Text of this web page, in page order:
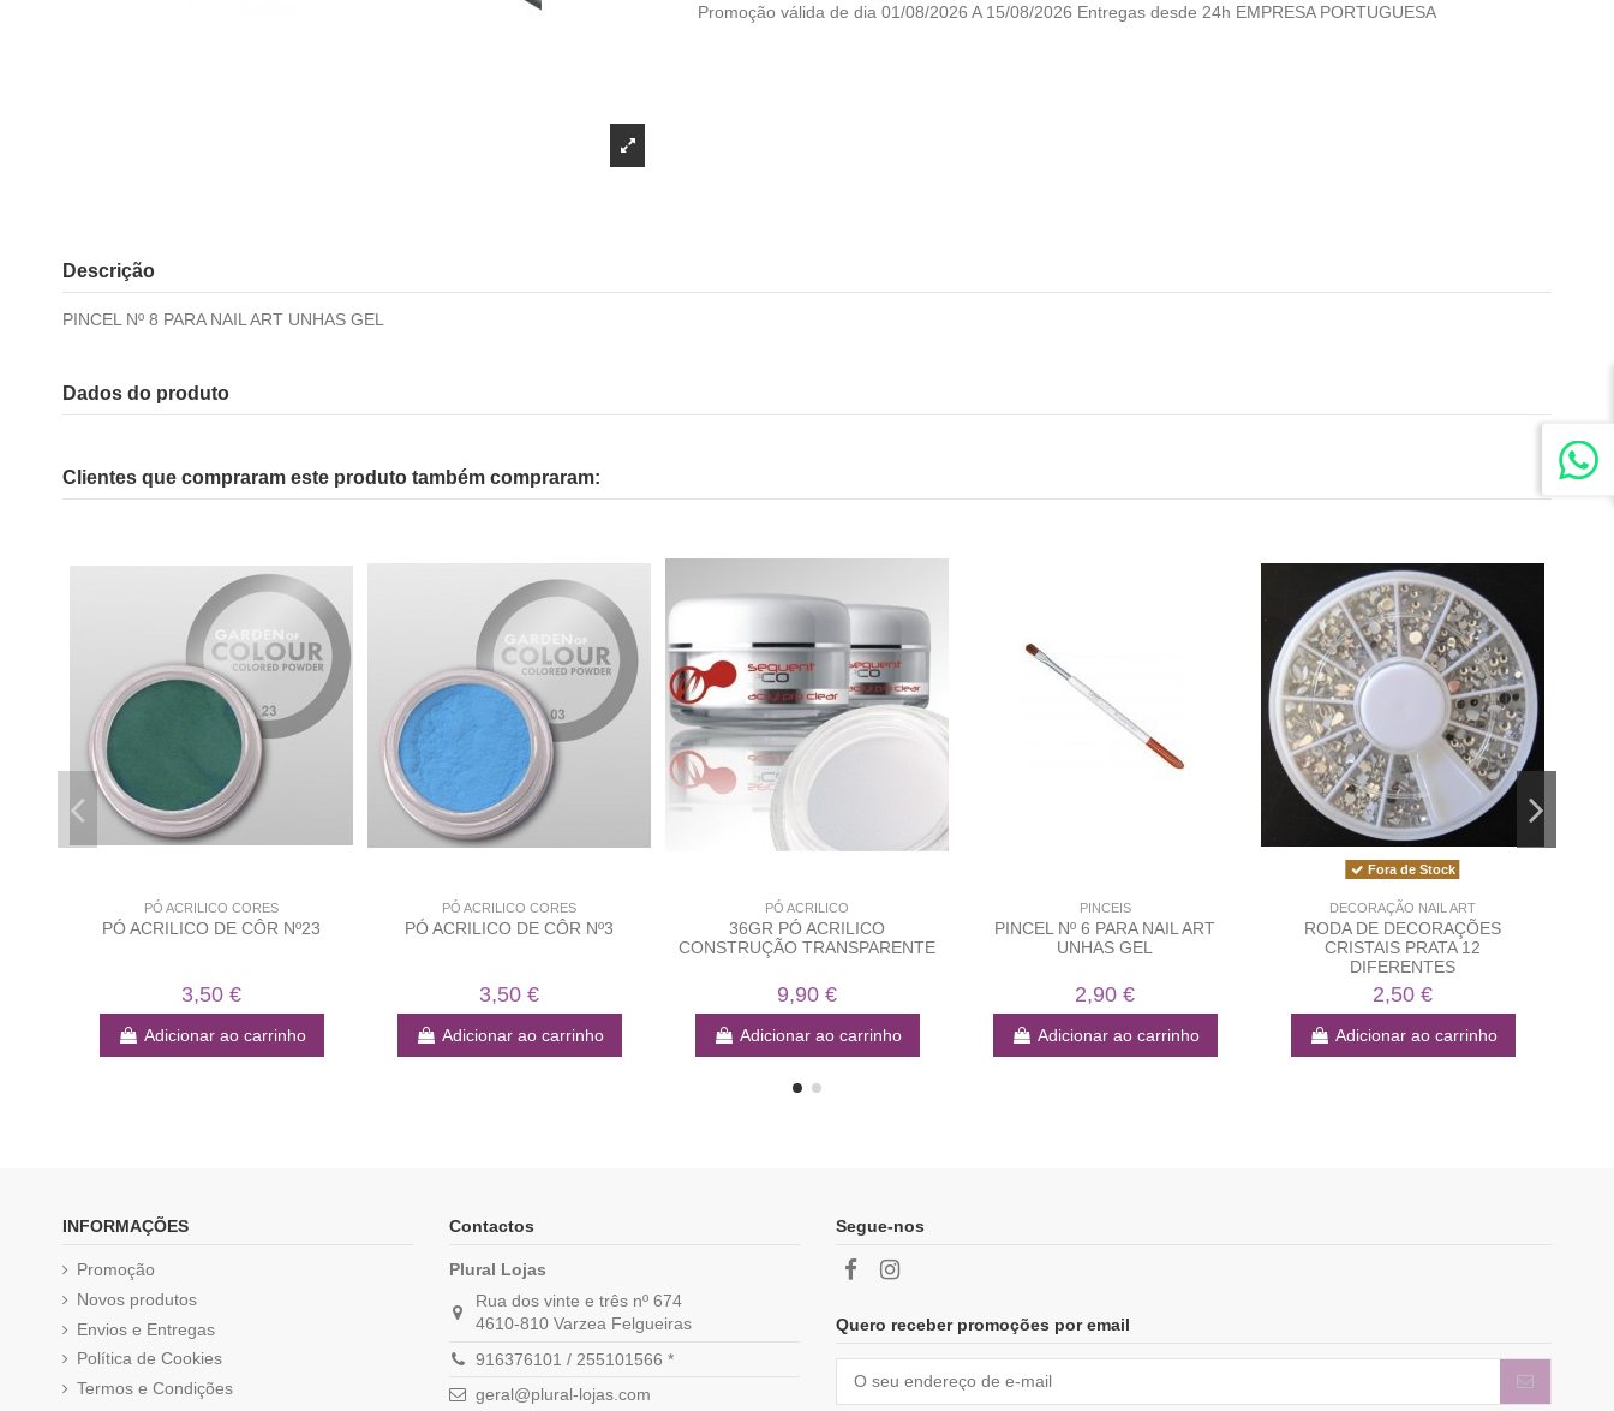
Promoção válida de dia 01/08/2026 A 15/08/2026 Entregas desde 24h EMPRESA PORTUGUESA
Descrição
PINCEL Nº 8 PARA NAIL ART UNHAS GEL
Dados do produto
Clientes que compraram este produto também compraram:
PÓ ACRILICO CORES
PÓ ACRILICO DE CÔR Nº23
3,50 €
Adicionar ao carrinho
PÓ ACRILICO CORES
PÓ ACRILICO DE CÔR Nº3
3,50 €
Adicionar ao carrinho
PÓ ACRILICO
36GR PÓ ACRILICO
CONSTRUÇÃO TRANSPARENTE
9,90 €
Adicionar ao carrinho
PINCEIS
PINCEL Nº 6 PARA NAIL ART
UNHAS GEL
2,90 €
Adicionar ao carrinho
Fora de Stock
DECORAÇÃO NAIL ART
RODA DE DECORAÇÕES
CRISTAIS PRATA 12
DIFERENTES
2,50 €
Adicionar ao carrinho
INFORMAÇÕES
Promoção
Novos produtos
Envios e Entregas
Política de Cookies
Termos e Condições
Contactos
Plural Lojas
Rua dos vinte e três nº 674
4610-810 Varzea Felgueiras
916376101 / 255101566 *
geral@plural-lojas.com
Segue-nos
Quero receber promoções por email